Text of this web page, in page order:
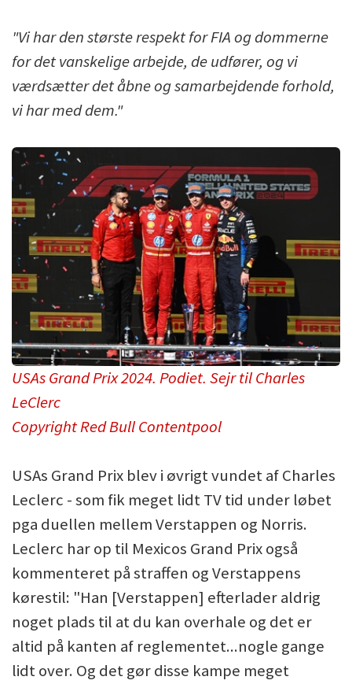
"Vi har den største respekt for FIA og dommerne
for det vanskelige arbejde, de udfører, og vi
værdsætter det åbne og samarbejdende forhold,
vi har med dem."
USAs Grand Prix 2024. Podiet. Sejr til Charles
LeClerc
Copyright Red Bull Contentpool
USAs Grand Prix blev i øvrigt vundet af Charles
Leclerc - som fik meget lidt TV tid under løbet
pga duellen mellem Verstappen og Norris.
Leclerc har op til Mexicos Grand Prix også
kommenteret på straffen og Verstappens
kørestil: "Han [Verstappen] efterlader aldrig
noget plads til at du kan overhale og det er
altid på kanten af reglementet...nogle gange
lidt over. Og det gør disse kampe meget